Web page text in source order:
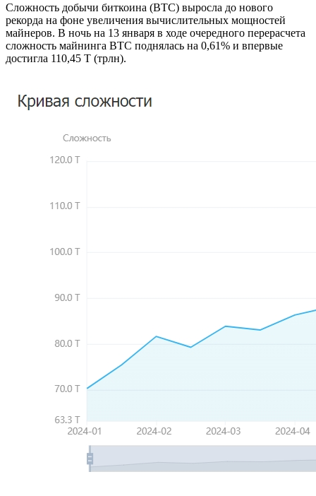
Сложность добычи биткоина (BTC) выросла до нового
рекорда на фоне увеличения вычислительных мощностей
майнеров. В ночь на 13 января в ходе очередного перерасчета
сложность майнинга BTC поднялась на 0,61% и впервые
достигла 110,45 Т (трлн).